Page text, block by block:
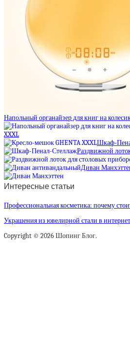
Напольный органайзер для книг на
XXXL
Шкаф-
Раздвижной
Диван
Интересные статьи
Профессиональная косметика: почему
Украшения из ювелирной стали в
Copyright © 2026 Шопинг Блог.